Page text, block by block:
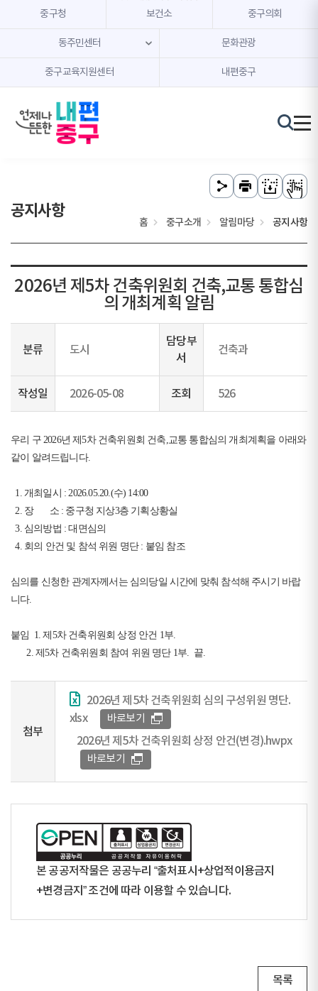
본문 내용 바로가기
주메뉴 바로가기
중구청 보건소 중구의회
동주민센터 문화관광
중구교육지원센터 내편중구
공지사항
홈 중구소개 알림마당 공지사항
2026년 제5차 건축위원회 건축,교통 통합심
의 개최계획 알림
분류 도시
담당부
서
건축과
작성일 2026-05-08 조회 526
우리 구 2026년 제5차 건축위원회 건축,교통 통합심의 개최계획을 아래와
같이 알려드립니다.
1. 개최일시 : 2026.05.20.(수) 14:00
2. 장 소 : 중구청 지상3층 기획상황실
3. 심의방법 : 대면심의
4. 회의 안건 및 참석 위원 명단 : 붙임 참조
심의를 신청한 관계자께서는 심의당일 시간에 맞춰 참석해 주시기 바랍
니다.
붙임 1. 제5차 건축위원회 상정 안건 1부.
2. 제5차 건축위원회 참여 위원 명단 1부. 끝.
첨부
2026년 제5차 건축위원회 심의 구성위원 명단.
xlsx
바로보기
2026년 제5차 건축위원회 상정 안건(변경).hwpx
바로보기
본 공공저작물은 공공누리 “출처표시+상업적이용금지
+변경금지” 조건에 따라 이용할 수 있습니다.
목록